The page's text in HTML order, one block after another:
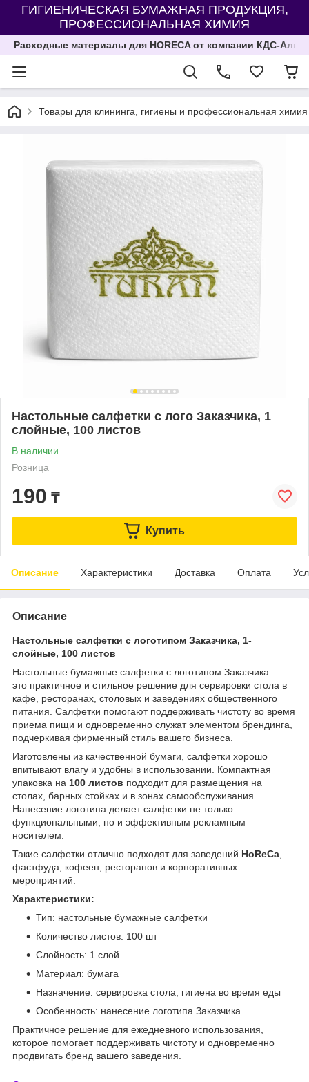
ГИГИЕНИЧЕСКАЯ БУМАЖНАЯ ПРОДУКЦИЯ,
ПРОФЕССИОНАЛЬНАЯ ХИМИЯ
Расходные материалы для HORECA от компании КДС-
Товары для клининга, гигиены и профессиональная химия
Настольные салфетки с лого Заказчика, 1
слойные, 100 листов
В наличии
Розница
190 ₸
Купить
Описание Характеристики Доставка Оплата
Описание
Настольные салфетки с логотипом Заказчика, 1-
слойные, 100 листов
Настольные бумажные салфетки с логотипом Заказчика —
это практичное и стильное решение для сервировки стола в
кафе, ресторанах, столовых и заведениях общественного
питания. Салфетки помогают поддерживать чистоту во время
приема пищи и одновременно служат элементом брендинга,
подчеркивая фирменный стиль вашего бизнеса.
Изготовлены из качественной бумаги, салфетки хорошо
впитывают влагу и удобны в использовании. Компактная
упаковка на 100 листов подходит для размещения на
столах, барных стойках и в зонах самообслуживания.
Нанесение логотипа делает салфетки не только
функциональными, но и эффективным рекламным
носителем.
Такие салфетки отлично подходят для заведений HoReCa
фастфуда, кофеен, ресторанов и корпоративных
мероприятий.
Характеристики:
Тип: настольные бумажные салфетки
Количество листов: 100 шт
Слойность: 1 слой
Материал: бумага
Назначение: сервировка стола, гигиена во время еды
Особенность: нанесение логотипа Заказчика
Практичное решение для ежедневного использования,
которое помогает поддерживать чистоту и одновременно
продвигать бренд вашего заведения.